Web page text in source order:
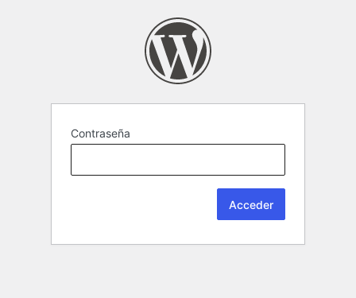
Contraseña